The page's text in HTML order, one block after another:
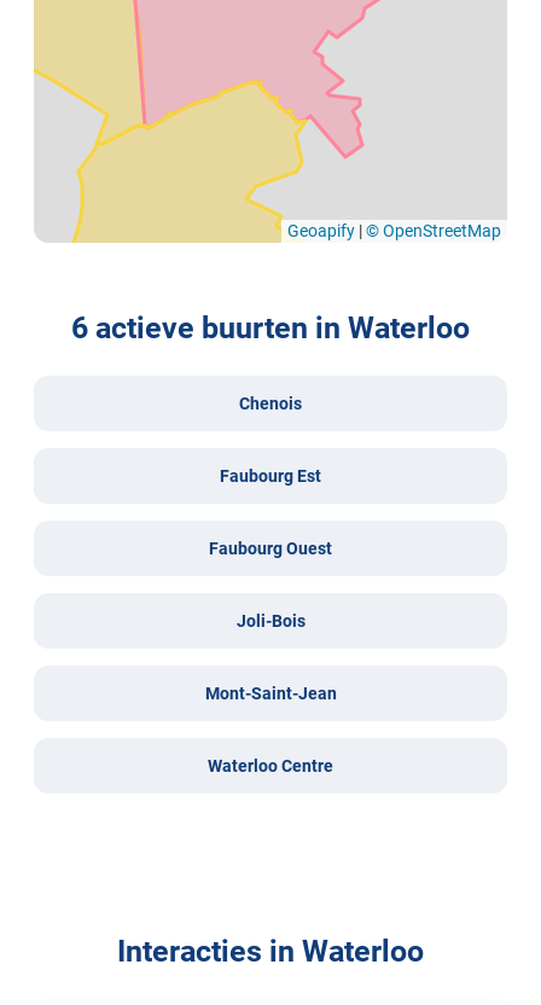
Geoapify |© OpenStreetMap
6 actieve buurten in Waterloo
Chenois
Faubourg Est
Faubourg Ouest
Joli-Bois
Mont-Saint-Jean
Waterloo Centre
Interacties in Waterloo